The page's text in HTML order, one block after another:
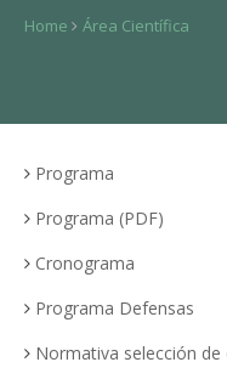
Home Área Científica
Programa
Programa (PDF)
Cronograma
Programa Defensas
Normativa selección